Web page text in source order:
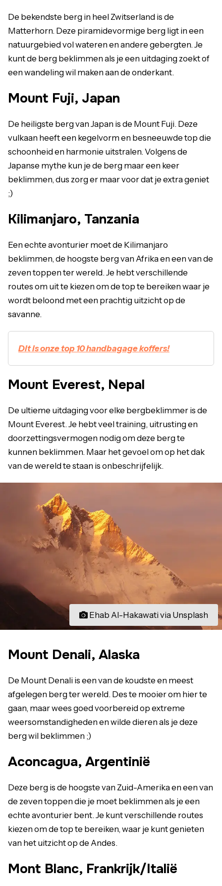
De bekendste berg in heel Zwitserland is de
Matterhorn. Deze piramidevormige berg ligt in een
natuurgebied vol wateren en andere gebergten. Je
kunt de berg beklimmen als je een uitdaging zoekt of
een wandeling wil maken aan de onderkant.
Mount Fuji, Japan
De heiligste berg van Japan is de Mount Fuji. Deze
vulkaan heeft een kegelvorm en besneeuwde top die
schoonheid en harmonie uitstralen. Volgens de
Japanse mythe kun je de berg maar een keer
beklimmen, dus zorg er maar voor dat je extra geniet
;)
Kilimanjaro, Tanzania
Een echte avonturier moet de Kilimanjaro
beklimmen, de hoogste berg van Afrika en een van de
zeven toppen ter wereld. Je hebt verschillende
routes om uit te kiezen om de top te bereiken waar je
wordt beloond met een prachtig uitzicht op de
savanne.
Dit is onze top 10 handbagage koffers!
Mount Everest, Nepal
De ultieme uitdaging voor elke bergbeklimmer is de
Mount Everest. Je hebt veel training, uitrusting en
doorzettingsvermogen nodig om deze berg te
kunnen beklimmen. Maar het gevoel om op het dak
van de wereld te staan is onbeschrijfelijk.
Ehab Al-Hakawati via Unsplash
Mount Denali, Alaska
De Mount Denali is een van de koudste en meest
afgelegen berg ter wereld. Des te mooier om hier te
gaan, maar wees goed voorbereid op extreme
weersomstandigheden en wilde dieren als je deze
berg wil beklimmen ;)
Aconcagua, Argentinië
Deze berg is de hoogste van Zuid-Amerika en een van
de zeven toppen die je moet beklimmen als je een
echte avonturier bent. Je kunt verschillende routes
kiezen om de top te bereiken, waar je kunt genieten
van het uitzicht op de Andes.
Mont Blanc, Frankrijk/Italië